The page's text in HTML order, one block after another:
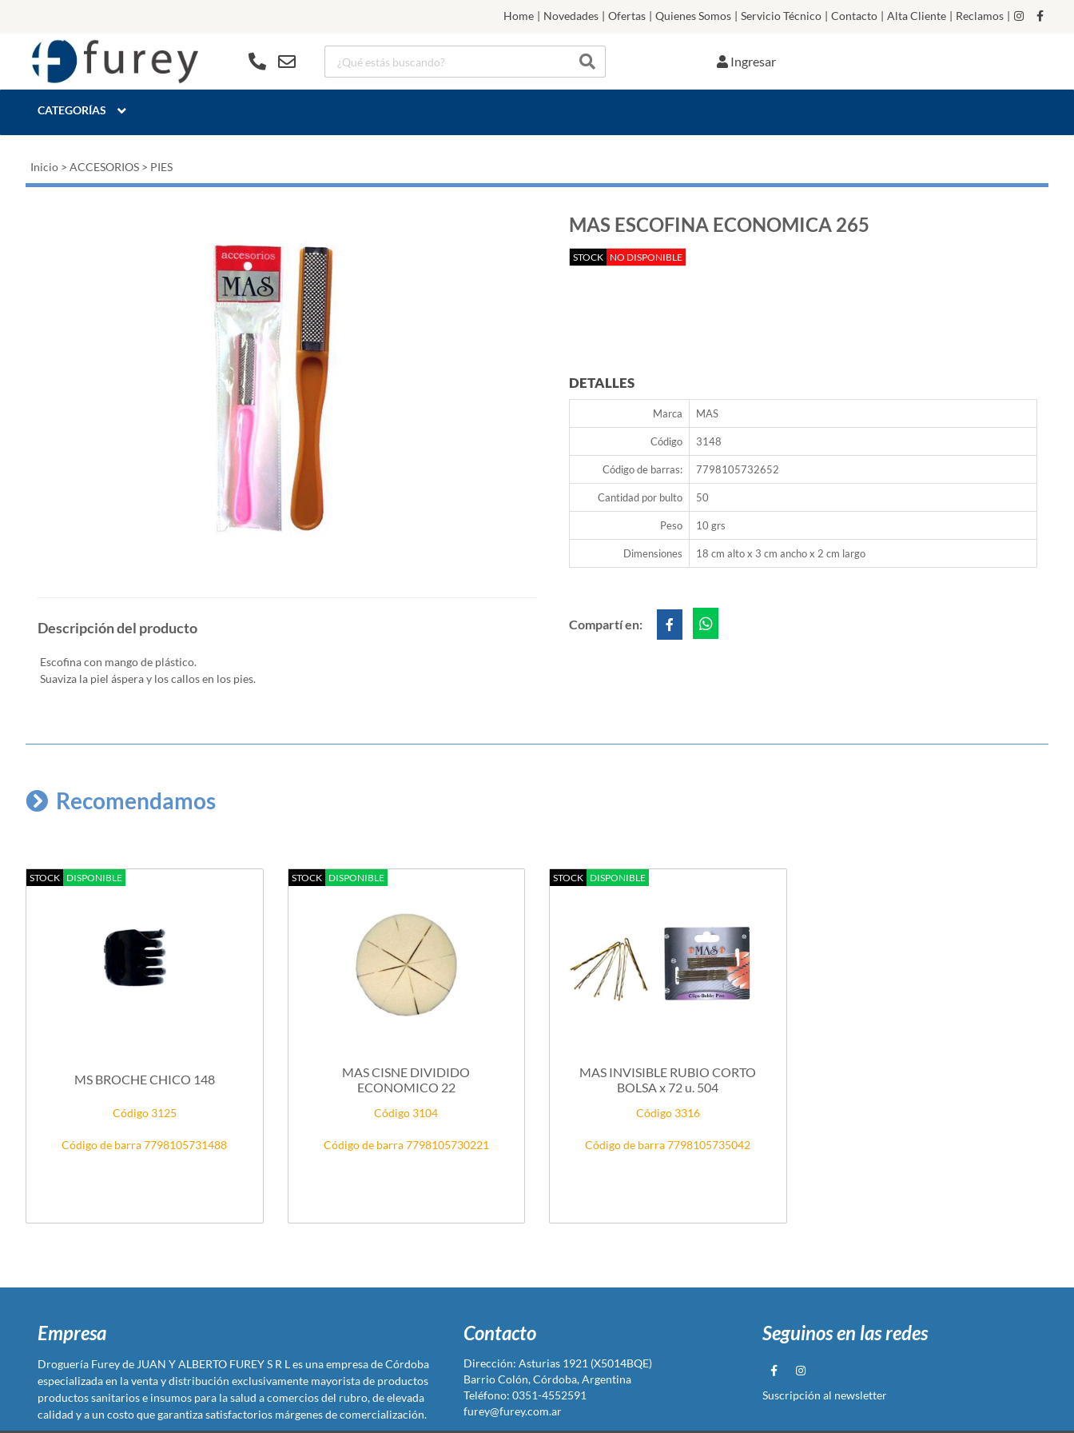
Home | Novedades | Ofertas | Quienes Somos | Servicio Técnico | Contacto | Alta Cliente | Reclamos |
Ingresar
CATEGORÍAS
Inicio > ACCESORIOS > PIES
MAS ESCOFINA ECONOMICA 265
STOCK NO DISPONIBLE
DETALLES
Marca MAS
Código 3148
Código de barras: 7798105732652
Cantidad por bulto 50
Peso 10 grs
Dimensiones 18 cm alto x 3 cm ancho x 2 cm largo
Compartí en:
Descripción del producto
Escofina con mango de plástico.
Suaviza la piel áspera y los callos en los pies.
Recomendamos
STOCK DISPONIBLE
MS BROCHE CHICO 148
Código 3125
Código de barra 7798105731488
STOCK DISPONIBLE
MAS CISNE DIVIDIDO
ECONOMICO 22
Código 3104
Código de barra 7798105730221
STOCK DISPONIBLE
MAS INVISIBLE RUBIO CORTO
BOLSA x 72 u. 504
Código 3316
Código de barra 7798105735042
Empresa
Droguería Furey de JUAN Y ALBERTO FUREY S R L es una empresa de Córdoba
especializada en la venta y distribución exclusivamente mayorista de productos
productos sanitarios e insumos para la salud a comercios del rubro, de elevada
calidad y a un costo que garantiza satisfactorios márgenes de comercialización.
Contacto
Dirección: Asturias 1921 (X5014BQE)
Barrio Colón, Córdoba, Argentina
Teléfono: 0351-4552591
furey@furey.com.ar
Seguinos en las redes
Suscripción al newsletter